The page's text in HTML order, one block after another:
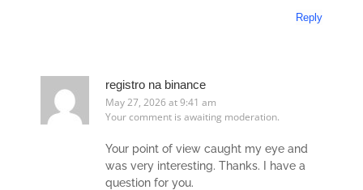
Reply
registro na binance
May 27, 2026 at 9:41 am
Your comment is awaiting moderation.
Your point of view caught my eye and
was very interesting. Thanks. I have a
question for you.